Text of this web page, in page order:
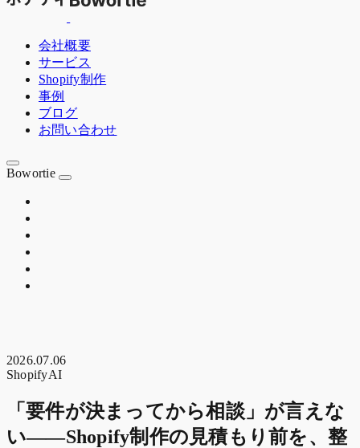
会社概要
サービス
Shopify制作
事例
ブログ
お問い合わせ
Bowortie
2026.07.06
ShopifyAI
「要件が決まってから相談」が言えな
い——Shopify制作の見積もり前を、整